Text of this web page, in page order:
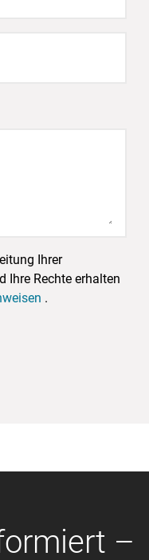
Ihrer
Ihre Rechte erhalten
.
–